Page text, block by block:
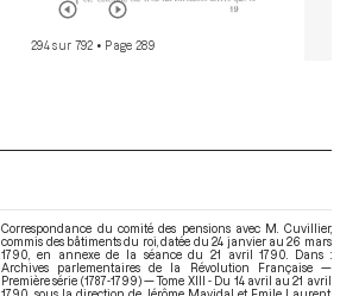
294 sur 792 • Page 289
Correspondance du comité des pensions avec M. Cuvillier,
commis des bâtiments du roi, datée du 24 janvier au 26 mars
1790, en annexe de la séance du 21 avril 1790. Dans :
Archives parlementaires de la Révolution Française —
Première série (1787-1799) — Tome XIII - Du 14 avril au 21 avril